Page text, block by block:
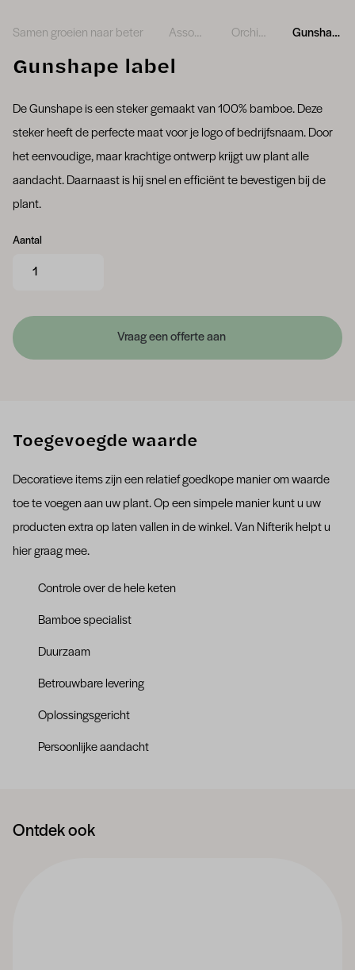
Samen groeien naar beter Assortiment Orchideeën Gunshape label
Gunshape label
De Gunshape is een steker gemaakt van 100% bamboe. Deze
steker heeft de perfecte maat voor je logo of bedrijfsnaam. Door
het eenvoudige, maar krachtige ontwerp krijgt uw plant alle
aandacht. Daarnaast is hij snel en efficiënt te bevestigen bij de
plant.
Aantal
Vraag een offerte aan
Toegevoegde waarde
Decoratieve items zijn een relatief goedkope manier om waarde
toe te voegen aan uw plant. Op een simpele manier kunt u uw
producten extra op laten vallen in de winkel. Van Nifterik helpt u
hier graag mee.
Controle over de hele keten
Bamboe specialist
Duurzaam
Betrouwbare levering
Oplossingsgericht
Persoonlijke aandacht
Ontdek ook